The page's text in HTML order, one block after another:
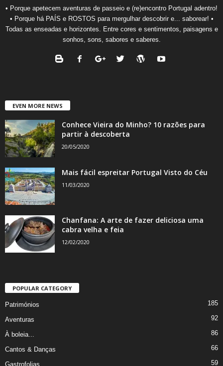
• Porque apetecem aventuras de passeio e (re)encontro Portugal adentro!
• Porque há PAÍS e ROSTOS para mergulhar descobrir e... saborear! •
Todas as enseadas e horizontes. Entre cores e sentimentos, paisagens e
sonhos, sons, sabores e saberes.
EVEN MORE NEWS
Conhece Vieira do Minho? 10 razões para
partir à descoberta
20/05/2020
Mais fácil espreitar Portugal Visto do Céu
11/03/2020
Chanfana: A arte de fazer deliciosa uma
cabra velha e feia
12/02/2020
POPULAR CATEGORY
Patrimónios 185
Aventuras 92
À boleia... 86
Cantos & Danças 66
Gastrofolias 59